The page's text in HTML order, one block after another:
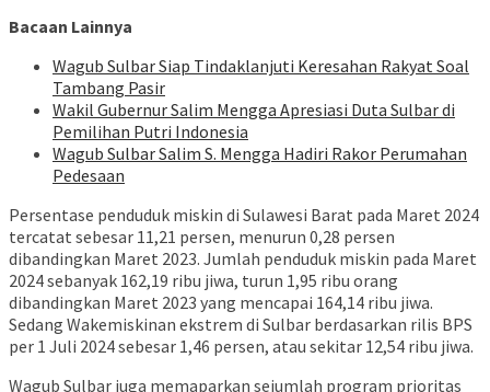
Bacaan Lainnya
Wagub Sulbar Siap Tindaklanjuti Keresahan Rakyat Soal
Tambang Pasir
Wakil Gubernur Salim Mengga Apresiasi Duta Sulbar di
Pemilihan Putri Indonesia
Wagub Sulbar Salim S. Mengga Hadiri Rakor Perumahan
Pedesaan
Persentase penduduk miskin di Sulawesi Barat pada Maret 2024
tercatat sebesar 11,21 persen, menurun 0,28 persen
dibandingkan Maret 2023. Jumlah penduduk miskin pada Maret
2024 sebanyak 162,19 ribu jiwa, turun 1,95 ribu orang
dibandingkan Maret 2023 yang mencapai 164,14 ribu jiwa.
Sedang Wakemiskinan ekstrem di Sulbar berdasarkan rilis BPS
per 1 Juli 2024 sebesar 1,46 persen, atau sekitar 12,54 ribu jiwa.
Wagub Sulbar juga memaparkan sejumlah program prioritas